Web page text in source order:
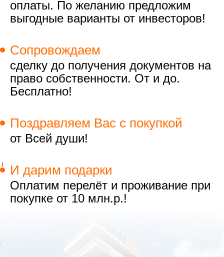
оплаты. По желанию предложим
выгодные варианты от инвесторов!
Сопровождаем
сделку до получения документов на
право собственности. От и до.
Бесплатно!
Поздравляем Вас с покупкой
от Всей души!
И дарим подарки
Оплатим перелёт и проживание при
покупке от 10 млн.р.!